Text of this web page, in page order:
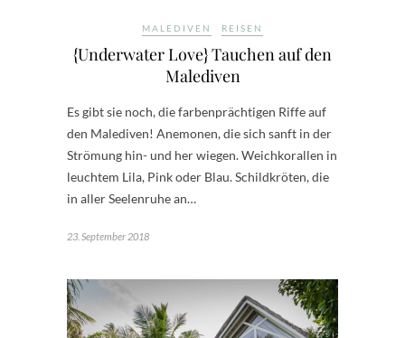
MALEDIVEN REISEN
{Underwater Love} Tauchen auf den
Malediven
Es gibt sie noch, die farbenprächtigen Riffe auf
den Malediven! Anemonen, die sich sanft in der
Strömung hin- und her wiegen. Weichkorallen in
leuchtem Lila, Pink oder Blau. Schildkröten, die
in aller Seelenruhe an…
23. September 2018